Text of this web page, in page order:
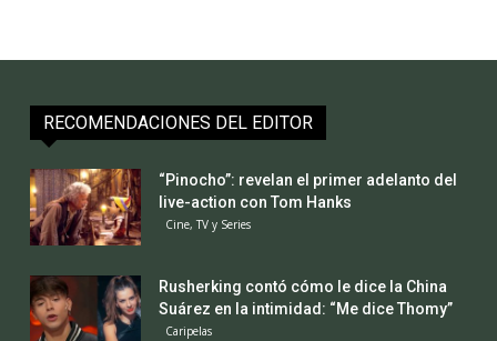
RECOMENDACIONES DEL EDITOR
“Pinocho”: revelan el primer adelanto del
live-action con Tom Hanks
Cine, TV y Series
Rusherking contó cómo le dice la China
Suárez en la intimidad: “Me dice Thomy”
Caripelas